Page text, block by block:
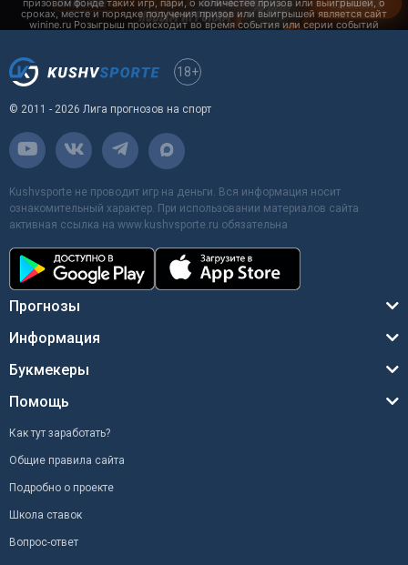
18+
© 2011 - 2026 Лига прогнозов на спорт
Kushvsporte не проводит игр на деньги. Вся информация носит
ознакомительный характер. При использовании материалов сайта
активная ссылка на www.kushvsporte.ru обязательна
Прогнозы
Информация
Букмекеры
Помощь
Как тут заработать?
Общие правила сайта
Подробно о проекте
Школа ставок
Вопрос-ответ